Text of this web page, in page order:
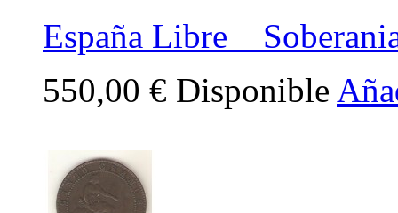
España Libre
550,00 € Disponible